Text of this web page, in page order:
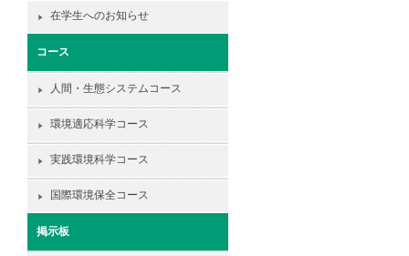
在学生へのお知らせ
コース
人間・生態システムコース
環境適応科学コース
実践環境科学コース
国際環境保全コース
掲示板